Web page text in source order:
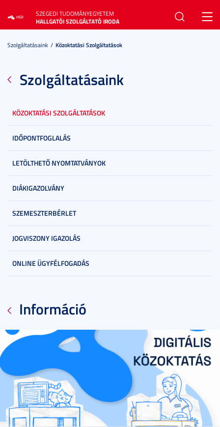
SZEGEDI TUDOMÁNYEGYETEM
HALLGATÓI SZOLGÁLTATÓ IRODA
Szolgáltatásaink Közoktatási Szolgáltatások
Szolgáltatásaink
KÖZOKTATÁSI SZOLGÁLTATÁSOK
IDŐPONTFOGLALÁS
LETÖLTHETŐ NYOMTATVÁNYOK
DIÁKIGAZOLVÁNY
SZEMESZTERBÉRLET
JOGVISZONY IGAZOLÁS
ONLINE ÜGYFÉLFOGADÁS
Információ